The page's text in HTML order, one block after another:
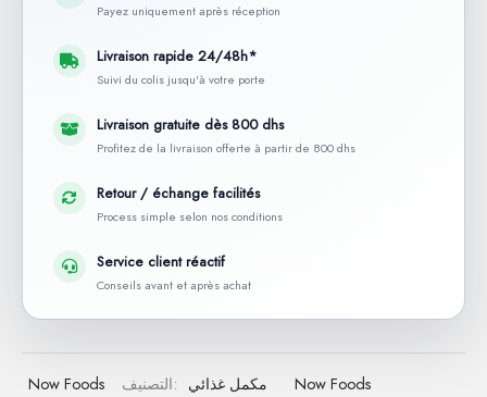
Payez uniquement après réception
Livraison rapide 24/48h*
Suivi du colis jusqu'à votre porte
Livraison gratuite dès 800 dhs
Profitez de la livraison offerte à partir de 800 dhs
Retour / échange facilités
Process simple selon nos conditions
Service client réactif
Conseils avant et après achat
Now Foods التصنيف: مكمل غذائي
Now Foods